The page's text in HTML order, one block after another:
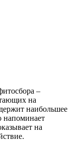
–
на
наибольшее
напоминает
на